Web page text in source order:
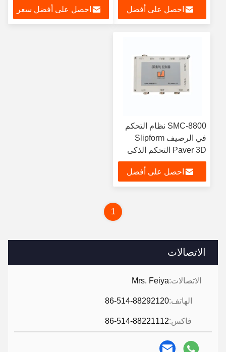
الاتصالات
الاتصالات:Mrs. Feiya
الهاتف:86-514-88292120
فاكس:86-514-88221112
احصل على أفضل احصل على أفضل سعر
SMC-8800 نظام التحكم
في الرصيف Slipform
Paver 3D التحكم الذكي
احصل على أفضل
1